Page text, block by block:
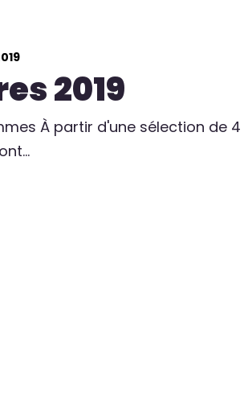
2019
À partir d'une sélection de 4